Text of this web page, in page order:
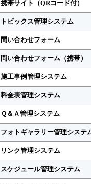
携帯サイト（QRコード付）
トピックス管理システム
問い合わせフォーム
問い合わせフォーム（携帯）
施工事例管理システム
料金表管理システム
Ｑ＆Ａ管理システム
フォトギャラリー管理システ
リンク管理システム
スケジュール管理システム